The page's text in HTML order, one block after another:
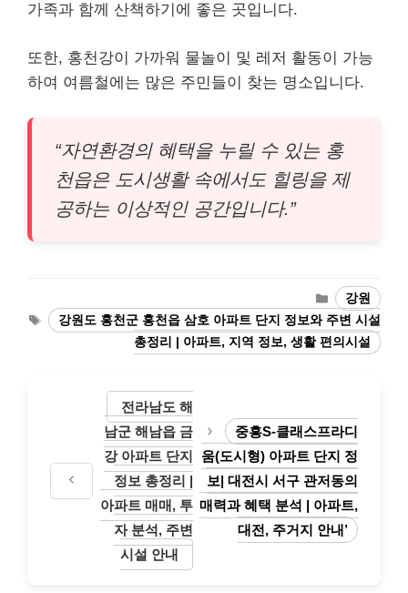
가족과 함께 산책하기에 좋은 곳입니다.
또한, 홍천강이 가까워 물놀이 및 레저 활동이 가능
하여 여름철에는 많은 주민들이 찾는 명소입니다.
“자연환경의 혜택을 누릴 수 있는 홍
천읍은 도시생활 속에서도 힐링을 제
공하는 이상적인 공간입니다.”
카
테
고
리
강원
태
그
강원도 홍천군 홍천읍 삼호 아파트 단지 정보와 주변 시설
총정리 | 아파트, 지역 정보, 생활 편의시설
전라남도 해
남군 해남읍 금
강 아파트 단지
정보 총정리 |
아파트 매매, 투
자 분석, 주변
시설 안내
중흥S-클래스프라디
움(도시형) 아파트 단지 정
보| 대전시 서구 관저동의
매력과 혜택 분석 | 아파트,
대전, 주거지 안내’